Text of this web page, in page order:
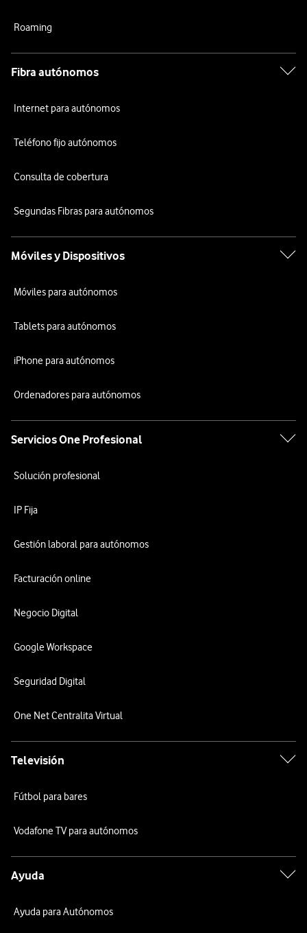
Roaming
Fibra autónomos
Internet para autónomos
Teléfono fijo autónomos
Consulta de cobertura
Segundas Fibras para autónomos
Móviles y Dispositivos
Móviles para autónomos
Tablets para autónomos
iPhone para autónomos
Ordenadores para autónomos
Servicios One Profesional
Solución profesional
IP Fija
Gestión laboral para autónomos
Facturación online
Negocio Digital
Google Workspace
Seguridad Digital
One Net Centralita Virtual
Televisión
Fútbol para bares
Vodafone TV para autónomos
Ayuda
Ayuda para Autónomos